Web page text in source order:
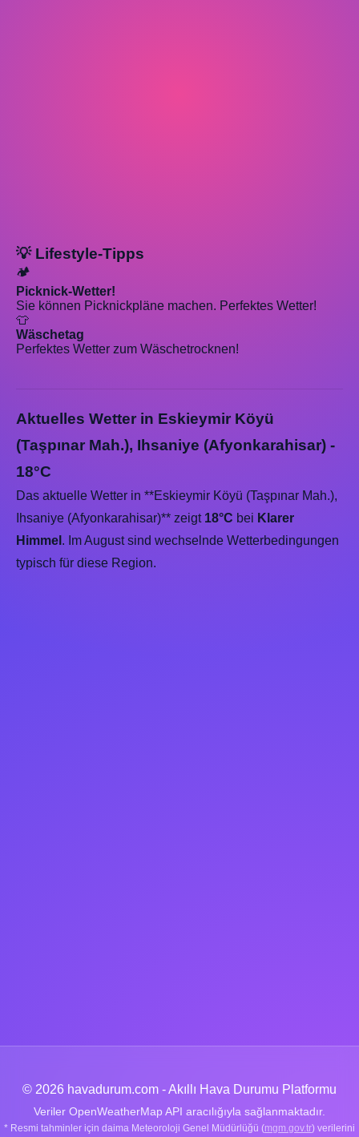
💡 Lifestyle-Tipps
🏕️
Picknick-Wetter!
Sie können Picknickpläne machen. Perfektes Wetter!
👕
Wäschetag
Perfektes Wetter zum Wäschetrocknen!
Aktuelles Wetter in Eskieymir Köyü
(Taşpınar Mah.), Ihsaniye (Afyonkarahisar) -
18°C
Das aktuelle Wetter in **Eskieymir Köyü (Taşpınar Mah.),
Ihsaniye (Afyonkarahisar)** zeigt 18°C bei Klarer
Himmel . Im August sind wechselnde Wetterbedingungen
typisch für diese Region.
© 2026 havadurum.com - Akıllı Hava Durumu Platformu
Veriler OpenWeatherMap API aracılığıyla sağlanmaktadır.
* Resmi tahminler için daima Meteoroloji Genel Müdürlüğü (mgm.gov.tr) verilerini